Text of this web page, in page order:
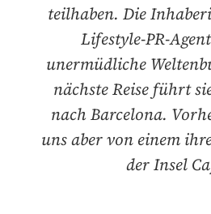
teilhaben. Die
Lifestyle-PR-
unermüdliche
nächste Reise führt
nach Barcelona.
uns aber von einem
der Insel